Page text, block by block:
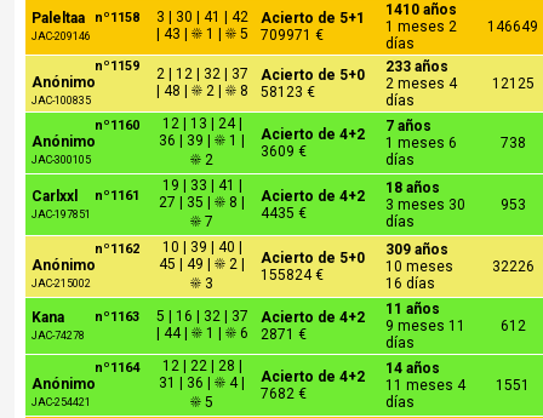
nº1158
Paleltaa
JAC-209146
3 | 30 | 41 | 42
| 43 | ☀ 1 | ☀ 5
Acierto de 5+1
709971 €
1410 años
1 meses 2
días
146649
nº1159
Anónimo
JAC-100835
2 | 12 | 32 | 37
| 48 | ☀ 2 | ☀ 8
Acierto de 5+0
58123 €
233 años
2 meses 4
días
12125
nº1160
Anónimo
JAC-300105
12 | 13 | 24 |
36 | 39 | ☀ 1 |
☀ 2
Acierto de 4+2
3609 €
7 años
1 meses 6
días
738
nº1161
Carlxxl
JAC-197851
19 | 33 | 41 |
27 | 35 | ☀ 8 |
☀ 7
Acierto de 4+2
4435 €
18 años
3 meses 30
días
953
nº1162
Anónimo
JAC-215002
10 | 39 | 40 |
45 | 49 | ☀ 2 |
☀ 3
Acierto de 5+0
155824 €
309 años
10 meses
16 días
32226
nº1163
Kana
JAC-74278
5 | 16 | 32 | 37
| 44 | ☀ 1 | ☀ 6
Acierto de 4+2
2871 €
11 años
9 meses 11
días
612
nº1164
Anónimo
JAC-254421
12 | 22 | 28 |
31 | 36 | ☀ 4 |
☀ 5
Acierto de 4+2
7682 €
14 años
11 meses 4
días
1551